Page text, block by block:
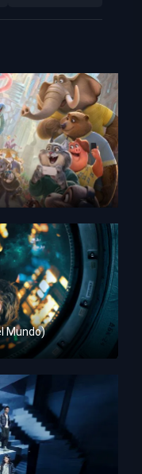
Mundo)